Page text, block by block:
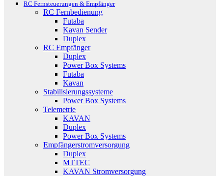
RC Fernsteuerungen & Empfänger
RC Fernbedienung
Futaba
Kavan Sender
Duplex
RC Empfänger
Duplex
Power Box Systems
Futaba
Kavan
Stabilisierungssysteme
Power Box Systems
Telemetrie
KAVAN
Duplex
Power Box Systems
Empfängerstromversorgung
Duplex
MTTEC
KAVAN Stromversorgung